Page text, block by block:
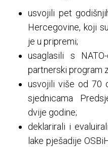
usvojili pet
Hercegovine, koji
je u pripremi;
usaglasili s
partnerski program
usvojili više od 70
sjednicama
dvije godine;
deklarirali i
lake pješadije